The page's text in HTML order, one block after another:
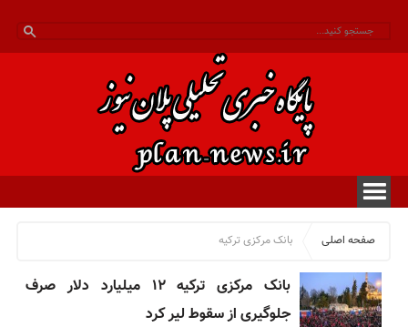
صفحه اصلی بانک مرکزی ترکیه
بانک مرکزی ترکیه ۱۲ میلیارد دلار صرف
جلوگیری از سقوط لیر کرد